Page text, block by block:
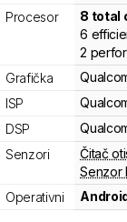
Procesor
8 total
6
2
Grafička
ISP
DSP
Senzori
Čitač
Senzor
Operativni